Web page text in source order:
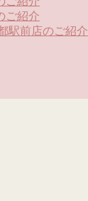
ご紹介
駅前店のご紹介